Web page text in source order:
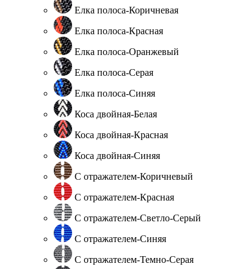
Елка полоса-Коричневая
Елка полоса-Красная
Елка полоса-Оранжевый
Елка полоса-Серая
Елка полоса-Синяя
Коса двойная-Белая
Коса двойная-Красная
Коса двойная-Синяя
С отражателем-Коричневый
С отражателем-Красная
С отражателем-Светло-Серый
С отражателем-Синяя
С отражателем-Темно-Серая